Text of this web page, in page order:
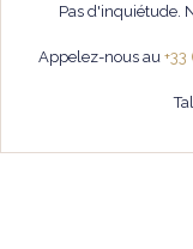
Pas d'inquiétude.
Appelez-nous au